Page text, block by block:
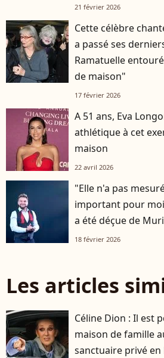
21 février 2026
Cette célèbre
a passé ses
Ramatuelle
de maison"
17 février 2026
A 51 ans, Eva
athlétique à cet
maison
22 avril 2026
"Elle n'a pas
important pour
a été déçue de
18 février 2026
Les articles
Céline Dion : Il est
maison de famille
sanctuaire privé en